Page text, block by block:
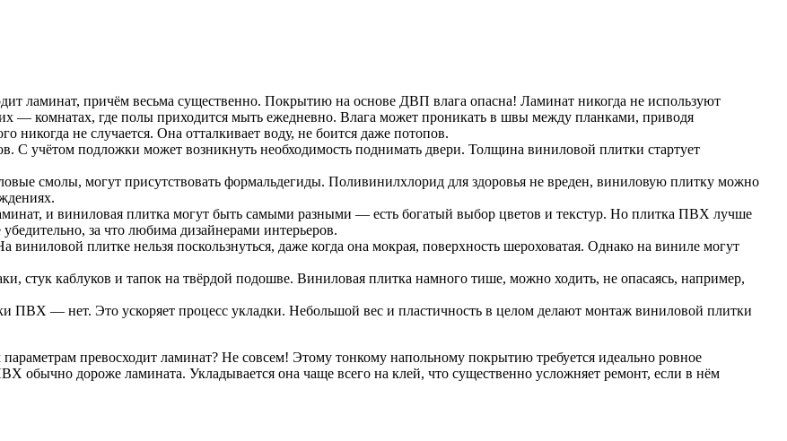
ламинат, причём весьма существенно. Покрытию на основе ДВП влага опасна! Ламинат никогда не используют
— комнатах, где полы приходится мыть ежедневно. Влага может проникать в швы между планками, приводя
не случается. Она отталкивает воду, не боится даже потопов.
С учётом подложки может возникнуть необходимость поднимать двери. Толщина виниловой плитки стартует
смолы, могут присутствовать формальдегиды. Поливинилхлорид для здоровья не вреден, виниловую плитку можно
и виниловая плитка могут быть самыми разными — есть богатый выбор цветов и текстур. Но плитка ПВХ лучше
за что любима дизайнерами интерьеров.
виниловой плитке нельзя поскользнуться, даже когда она мокрая, поверхность шероховатая. Однако на виниле могут
стук каблуков и тапок на твёрдой подошве. Виниловая плитка намного тише, можно ходить, не опасаясь, например,
ПВХ — нет. Это ускоряет процесс укладки. Небольшой вес и пластичность в целом делают монтаж виниловой плитки
превосходит ламинат? Не совсем! Этому тонкому напольному покрытию требуется идеально ровное
обычно дороже ламината. Укладывается она чаще всего на клей, что существенно усложняет ремонт, если в нём